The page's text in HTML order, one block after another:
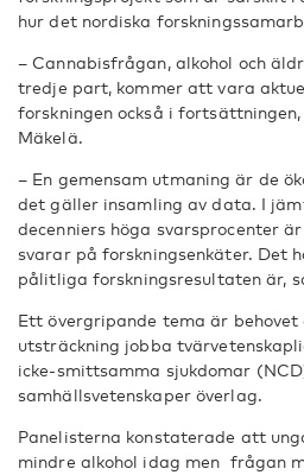
hur det nordiska
– Cannabisfrågan, alkohol och
tredje part, kommer att vara
forskningen också i
Mäkelä.
– En gemensam utmaning är de
det gäller insamling av data. I
decenniers höga svarsprocenter
svarar på forskningsenkäter. Det
pålitliga forskningsresultaten är,
Ett övergripande tema är
utsträckning jobba
icke-smittsamma sjukdomar
samhällsvetenskaper överlag.
Panelisterna konstaterade att
mindre alkohol idag men frågan